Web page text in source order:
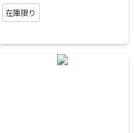
在庫限り